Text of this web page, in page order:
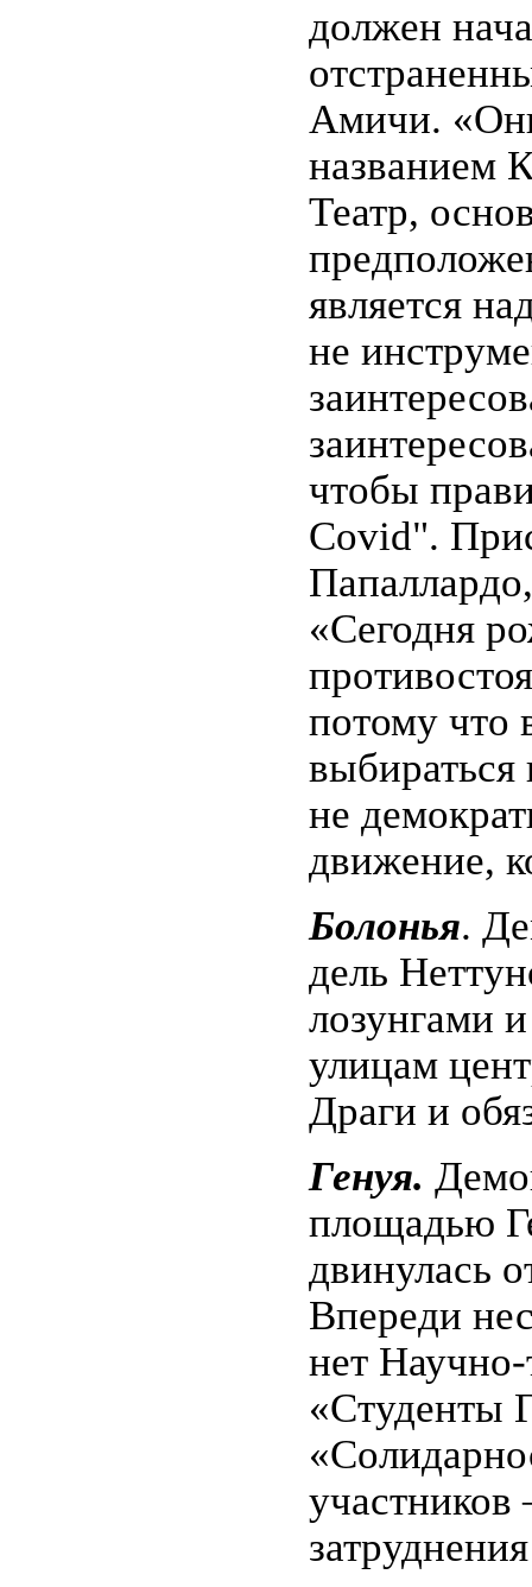
должен
Амичи.
названием
Театр,
является
не
чтобы
Covid".
«Сегодня
потому что
не
движение,
Болонья.
дель
лозунгами
улицам
Драги и
Генуя.
площадью
двинулась
Впереди
нет
«Студенты